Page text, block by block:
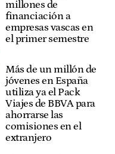
millones de
financiación a
empresas vascas en
el primer semestre
Más de un millón de
jóvenes en España
utiliza ya el Pack
Viajes de BBVA para
ahorrarse las
comisiones en el
extranjero